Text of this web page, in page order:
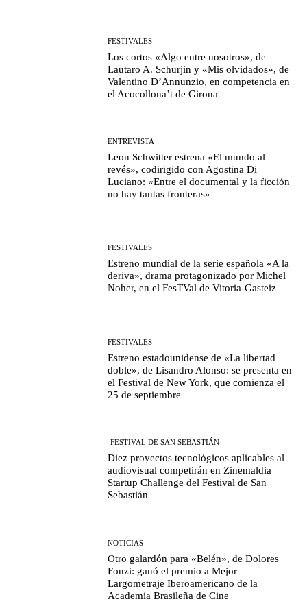
FESTIVALES
Los cortos «Algo entre nosotros», de
Lautaro A. Schurjin y «Mis olvidados», de
Valentino D’Annunzio, en competencia en
el Acocollona’t de Girona
ENTREVISTA
Leon Schwitter estrena «El mundo al
revés», codirigido con Agostina Di
Luciano: «Entre el documental y la ficción
no hay tantas fronteras»
FESTIVALES
Estreno mundial de la serie española «A la
deriva», drama protagonizado por Michel
Noher, en el FesTVal de Vitoria-Gasteiz
FESTIVALES
Estreno estadounidense de «La libertad
doble», de Lisandro Alonso: se presenta en
el Festival de New York, que comienza el
25 de septiembre
-FESTIVAL DE SAN SEBASTIÁN
Diez proyectos tecnológicos aplicables al
audiovisual competirán en Zinemaldia
Startup Challenge del Festival de San
Sebastián
NOTICIAS
Otro galardón para «Belén», de Dolores
Fonzi: ganó el premio a Mejor
Largometraje Iberoamericano de la
Academia Brasileña de Cine